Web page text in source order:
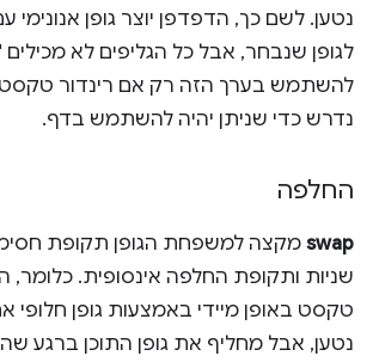
נטען. לשם כך, הדפדפן יוצר גופן
לגופן שנבחר, אבל כל הגליפים לא מכילים
להשתמש בערך הזה רק אם רינדור טקסט
נדרש כדי שניתן יהיה להשתמש בדף.
החלפה
swap מקצה למשפחת הגופן תקופת
שניות ותקופת החלפה אינסופית. כלומר,
טקסט באופן מיידי באמצעות גופן חלופי
נטען, אבל מחליף את גופן התוכן ברגע